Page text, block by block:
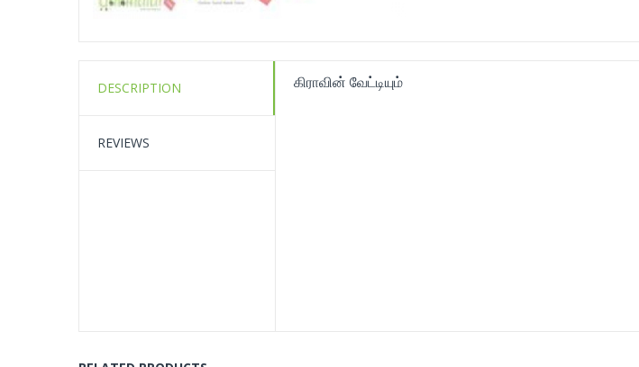
DESCRIPTION
REVIEWS
கிராவின் வேட்டியும்